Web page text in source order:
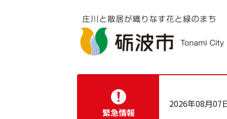
緊急情報
2026年08月07